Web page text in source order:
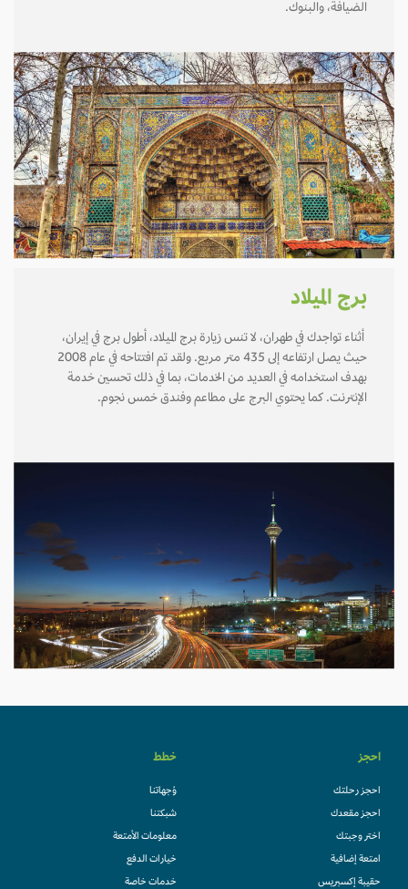
الضيافة، والبنوك.
برج الميلاد
أثناء تواجدك في طهران، لا تنس زيارة برج الميلاد، أطول برج في إيران،
حيث يصل ارتفاعه إلى 435 متر مربع. ولقد تم افتتاحه في عام 2008
بهدف استخدامه في العديد من الخدمات، بما في ذلك تحسين خدمة
الإنترنت. كما يحتوي البرج على مطاعم وفندق خمس نجوم.
احجز
احجز رحلتك
احجز مقعدك
اختر وجبتك
امتعة إضافية
حقيبة إكسبريس
خطط
وُجهاتنا
شبكتنا
معلومات الأمتعة
خيارات الدفع
خدمات خاصة